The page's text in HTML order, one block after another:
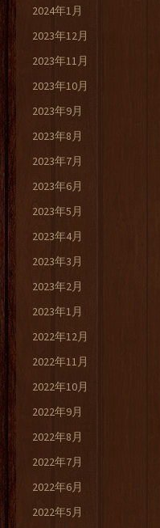
2024年1月
2023年12月
2023年11月
2023年10月
2023年9月
2023年8月
2023年7月
2023年6月
2023年5月
2023年4月
2023年3月
2023年2月
2023年1月
2022年12月
2022年11月
2022年10月
2022年9月
2022年8月
2022年7月
2022年6月
2022年5月